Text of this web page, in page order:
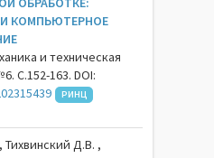
КОМПЬЮТЕРНОЕ
и техническая
С.152-163. DOI:
РИНЦ
, Тихвинский Д.В. ,